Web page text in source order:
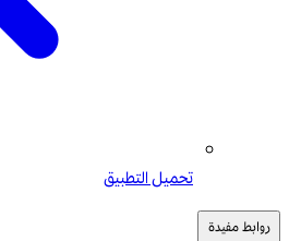
تحميل التطبيق
روابط مفيدة